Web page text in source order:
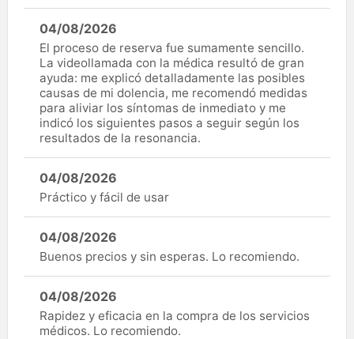
04/08/2026
El proceso de reserva fue sumamente sencillo.
La videollamada con la médica resultó de gran
ayuda: me explicó detalladamente las posibles
causas de mi dolencia, me recomendó medidas
para aliviar los síntomas de inmediato y me
indicó los siguientes pasos a seguir según los
resultados de la resonancia.
04/08/2026
Práctico y fácil de usar
04/08/2026
Buenos precios y sin esperas. Lo recomiendo.
04/08/2026
Rapidez y eficacia en la compra de los servicios
médicos. Lo recomiendo.